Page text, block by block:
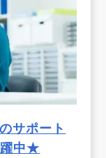
サポート
躍中★